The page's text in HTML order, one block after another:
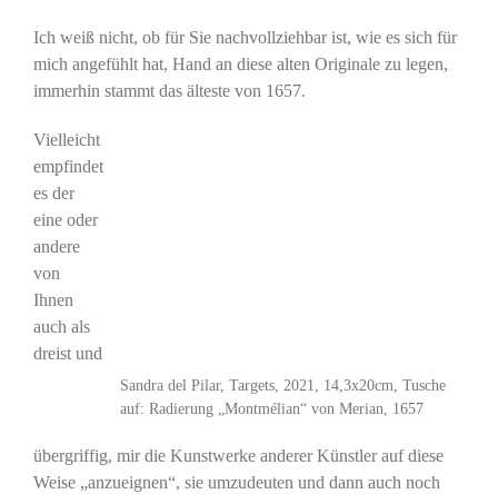
Ich weiß nicht, ob für Sie nachvollziehbar ist, wie es sich für
mich angefühlt hat, Hand an diese alten Originale zu legen,
immerhin stammt das älteste von 1657.
Sandra del Pilar, Targets, 2021, 14,3x20cm, Tusche
auf: Radierung „Montmélian“ von Merian, 1657
Vielleicht
empfindet
es der
eine oder
andere
von
Ihnen
auch als
dreist und
übergriffig, mir die Kunstwerke anderer Künstler auf diese
Weise „anzueignen“, sie umzudeuten und dann auch noch